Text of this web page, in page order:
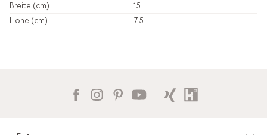
Breite (cm)
15
Höhe (cm)
7.5